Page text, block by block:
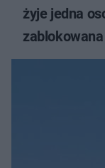
żyje jedna
zablokowana